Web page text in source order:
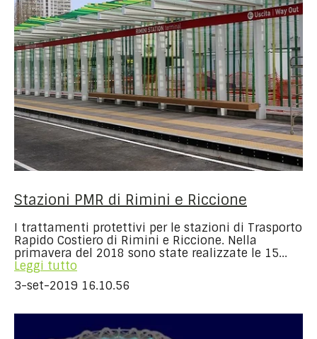
Stazioni PMR di Rimini e Riccione
I trattamenti protettivi per le stazioni di Trasporto
Rapido Costiero di Rimini e Riccione. Nella
primavera del 2018 sono state realizzate le 15...
Leggi tutto
3-set-2019 16.10.56